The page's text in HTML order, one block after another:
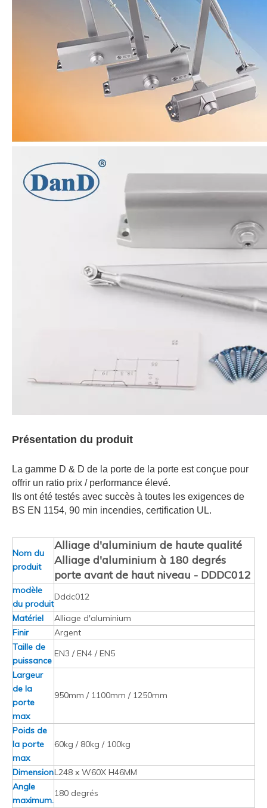
Présentation du produit
La gamme D & D de la porte de la porte est conçue pour
offrir un ratio prix / performance élevé.
Ils ont été testés avec succès à toutes les exigences de
BS EN 1154, 90 min incendies, certification UL.
Nom du
produit
Alliage d'aluminium de haute qualité
Alliage d'aluminium à 180 degrés
porte avant de haut niveau - DDDC012
modèle
du produit
Dddc012
Matériel
Alliage d'aluminium
Finir
Argent
Taille de
puissance
EN3 / EN4 / EN5
Largeur
de la
porte
max
950mm / 1100mm / 1250mm
Poids de
la porte
max
60kg / 80kg / 100kg
DimensionL248 x W60X H46MM
Angle
maximum.
180 degrés